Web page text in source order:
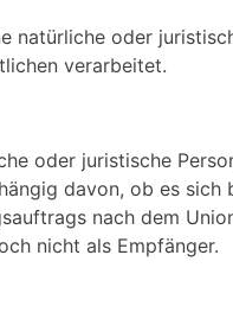
natürliche oder
verarbeitet.
oder juristische
davon, ob es sich
nach dem
nicht als Empfänger.